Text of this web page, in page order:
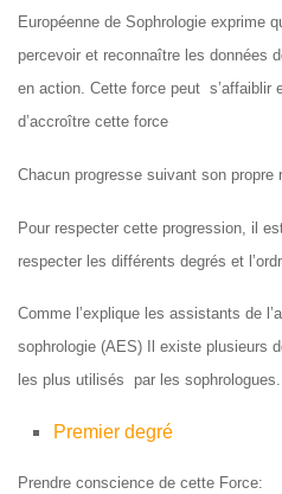
Européenne de Sophrologie exprime
percevoir et reconnaître les données
en action. Cette force peut s’affaiblir
d’accroître cette force
Chacun progresse suivant son propre
Pour respecter cette progression, il
respecter les différents degrés et
Comme l’explique les assistants de
sophrologie (AES) Il existe plusieurs
les plus utilisés par les sophrologues.
Premier degré
Prendre conscience de cette Force: